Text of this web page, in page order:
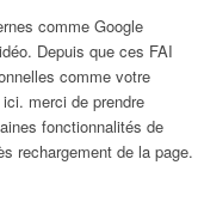
comme Google
Depuis que ces FAI
comme votre
merci de prendre
fonctionnalités de
rechargement de la page.